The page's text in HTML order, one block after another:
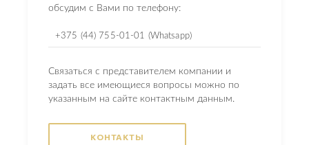
обсудим с Вами по телефону:
+375 (44) 755-01-01 (Whatsapp)
Связаться с представителем компании и
задать все имеющиеся вопросы можно по
указанным на сайте контактным данным.
КОНТАКТЫ